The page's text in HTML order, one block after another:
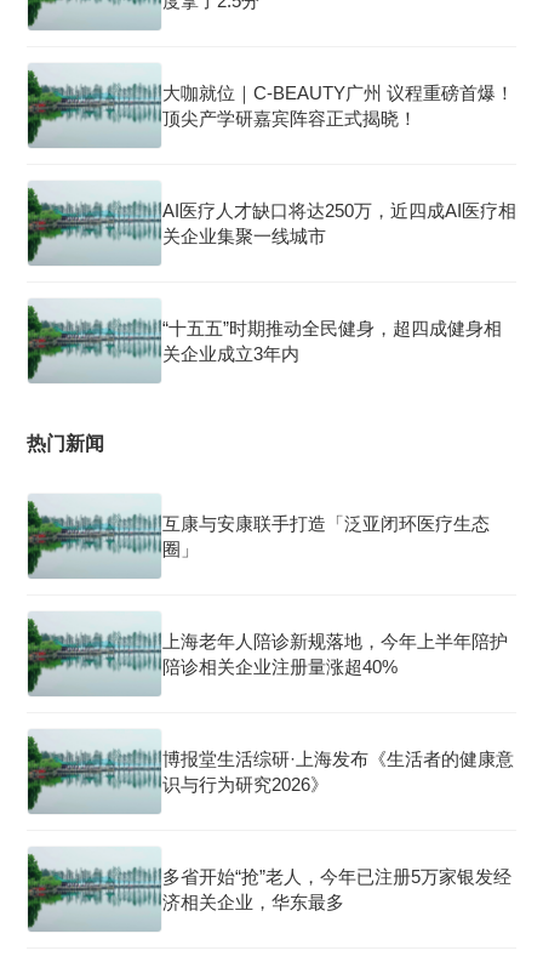
大咖就位｜C-BEAUTY广州 议程重磅首爆！
顶尖产学研嘉宾阵容正式揭晓！
AI医疗人才缺口将达250万，近四成AI医疗相
关企业集聚一线城市
“十五五”时期推动全民健身，超四成健身相
关企业成立3年内
热门新闻
互康与安康联手打造「泛亚闭环医疗生态
圈」
上海老年人陪诊新规落地，今年上半年陪护
陪诊相关企业注册量涨超40%
博报堂生活综研·上海发布《生活者的健康意
识与行为研究2026》
多省开始“抢”老人，今年已注册5万家银发经
济相关企业，华东最多